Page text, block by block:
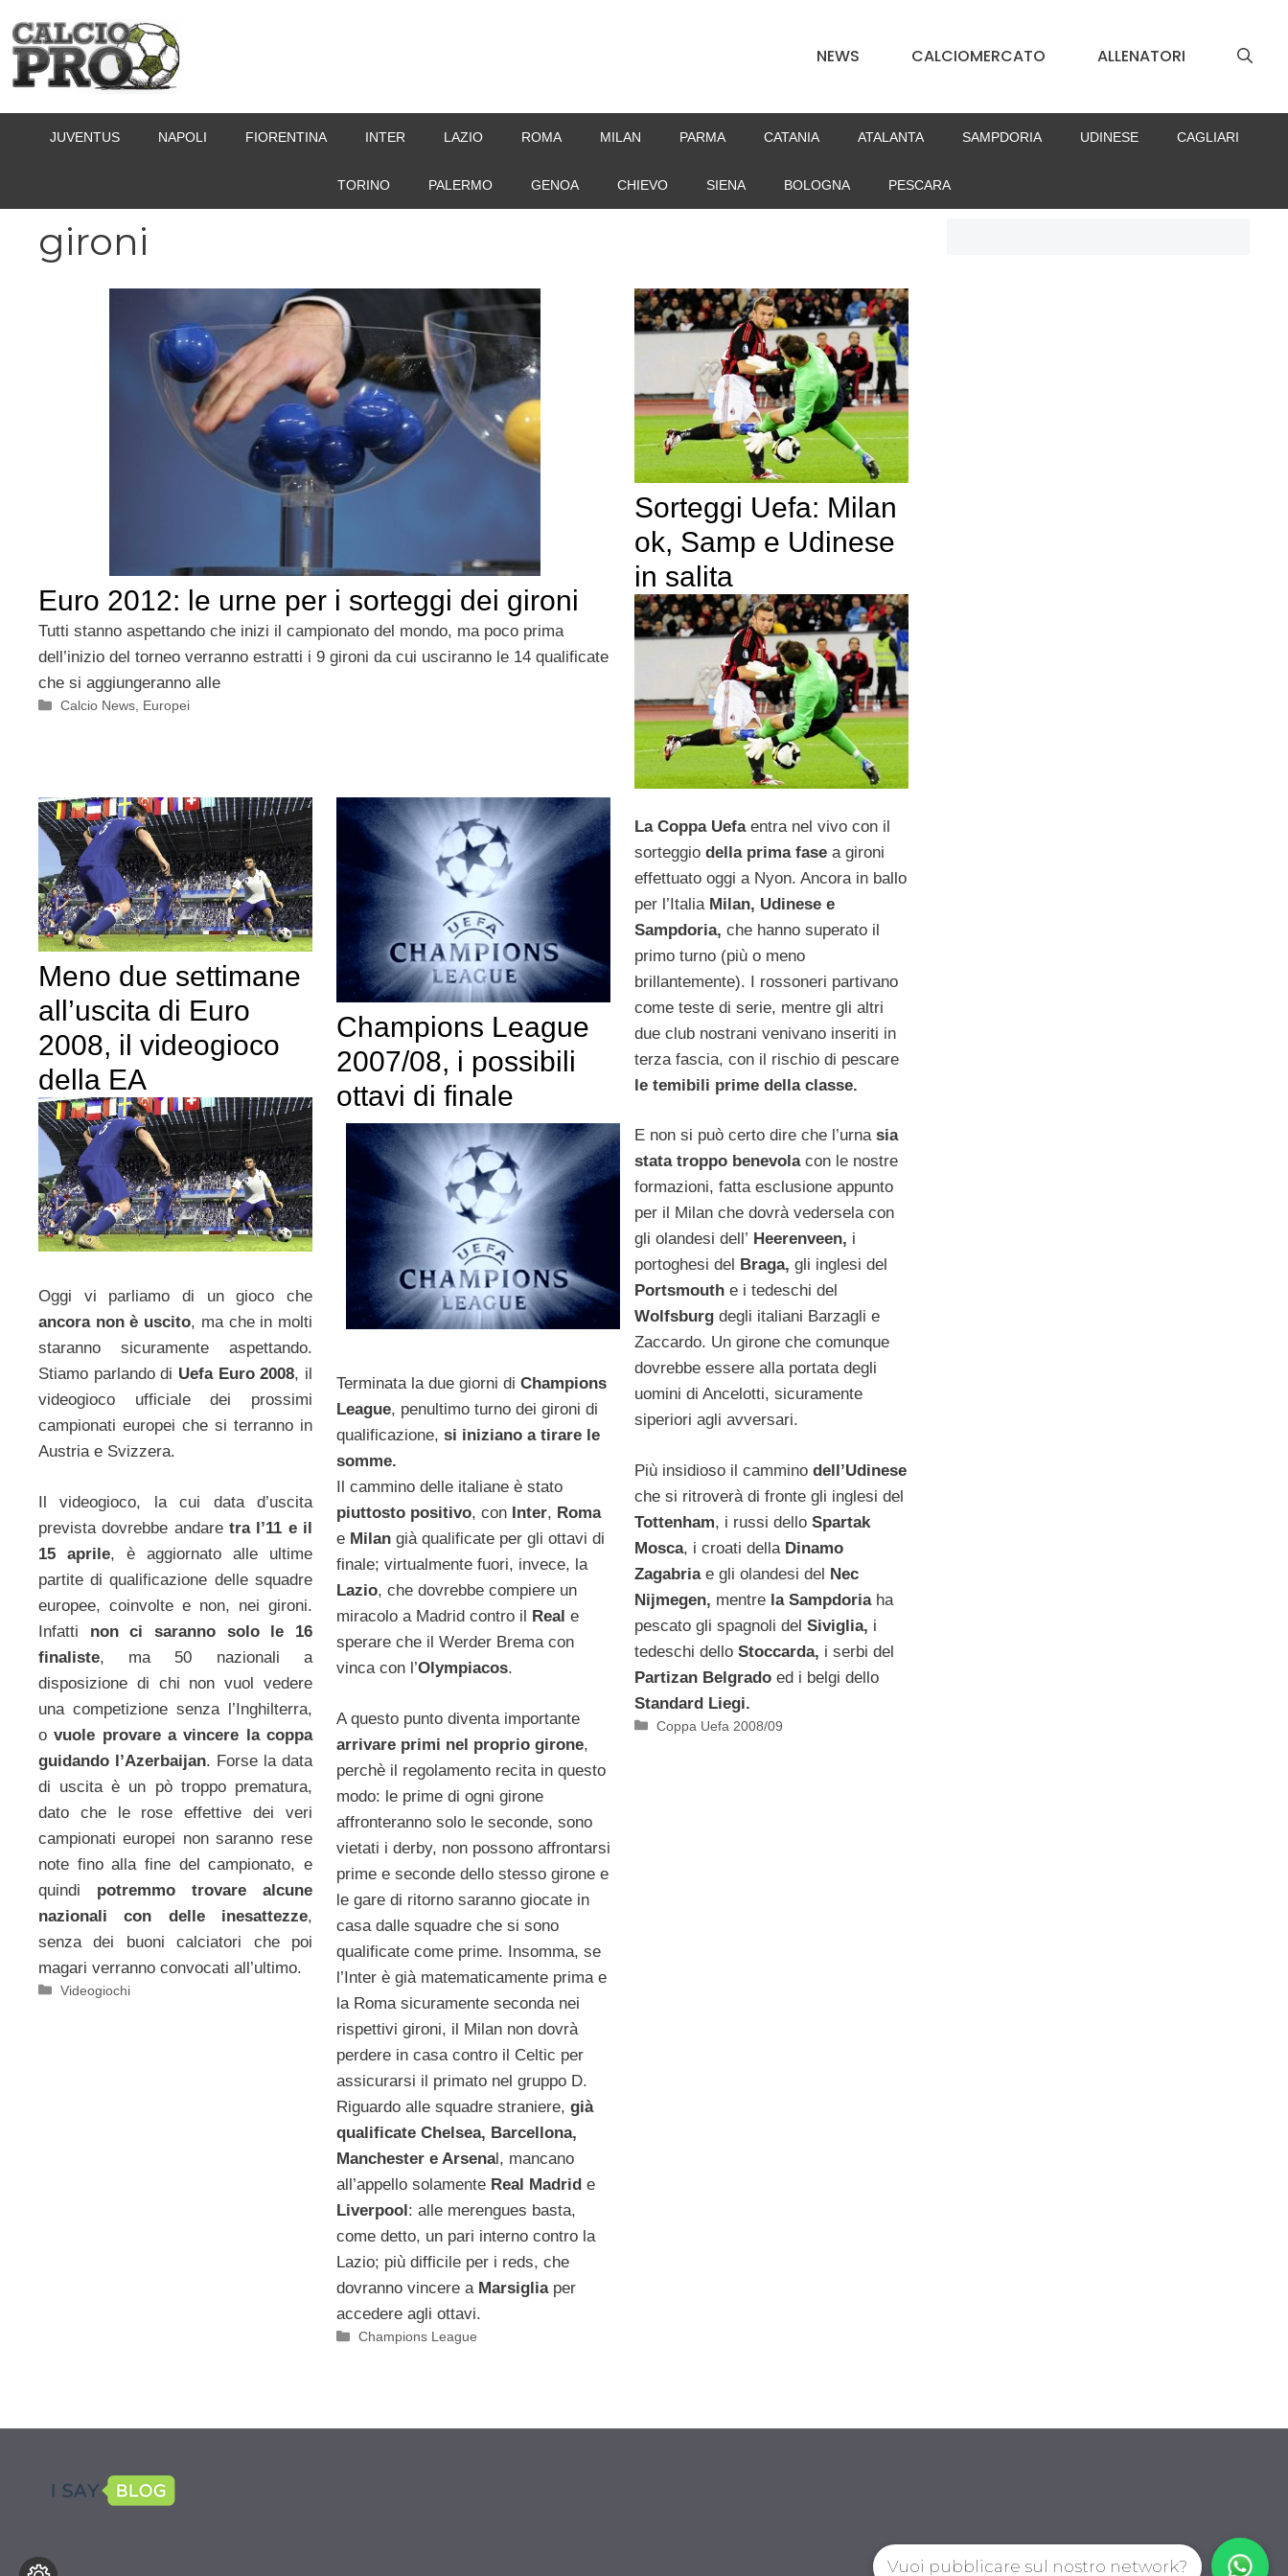
contenuto
NEWS CALCIOMERCATO ALLENATORI
JUVENTUS NAPOLI FIORENTINA INTER LAZIO ROMA MILAN PARMA CATANIA ATALANTA SAMPDORIA UDINESE CAGLIARI
TORINO PALERMO GENOA CHIEVO SIENA BOLOGNA PESCARA
gironi
Euro 2012: le urne per i sorteggi dei gironi
Tutti stanno aspettando che inizi il campionato del mondo, ma poco prima
dell’inizio del torneo verranno estratti i 9 gironi da cui usciranno le 14 qualificate
che si aggiungeranno alle
Categorie
Calcio News Europei
Sorteggi Uefa: Milan
ok, Samp e Udinese
in salita
La Coppa Uefaentra nel vivo con il
sorteggio della prima fasea gironi
effettuato oggi a Nyon. Ancora in ballo
per l’Italia Milan, Udinese e
Sampdoria, che hanno superato il
primo turno (più o meno
brillantemente). I rossoneri partivano
come teste di serie, mentre gli altri
due club nostrani venivano inseriti in
terza fascia, con il rischio di pescare
le temibili prime della classe.
E non si può certo dire che l’urna sia
stata troppo benevola con le nostre
formazioni, fatta esclusione appunto
per il Milan che dovrà vedersela con
gli olandesi dell’ Heerenveen, i
portoghesi del Braga, gli inglesi del
Portsmouth e i tedeschi del
Wolfsburg degli italiani Barzagli e
Zaccardo. Un girone che comunque
dovrebbe essere alla portata degli
uomini di Ancelotti, sicuramente
siperiori agli avversari.
Più insidioso il cammino dell’Udinese
che si ritroverà di fronte gli inglesi del
Tottenham, i russi dello Spartak
Mosca, i croati della Dinamo
Zagabriae gli olandesi del Nec
Nijmegen, mentre la Sampdoria ha
pescato gli spagnoli del Siviglia, i
tedeschi dello Stoccarda, i serbi del
Partizan Belgradoed i belgi dello
Standard Liegi.
Categorie
Coppa Uefa 2008/09
Meno due settimane
all’uscita di Euro
2008, il videogioco
della EA
Oggi vi parliamo di un gioco che
ancora non è uscito, ma che in molti
staranno sicuramente aspettando.
Stiamo parlando di Uefa Euro 2008, il
videogioco ufficiale dei prossimi
campionati europei che si terranno in
Austria e Svizzera.
Il videogioco, la cui data d’uscita
prevista dovrebbe andare tra l’11 e il
15 aprile, è aggiornato alle ultime
partite di qualificazione delle squadre
europee, coinvolte e non, nei gironi.
Infatti non ci saranno solo le 16
finaliste, ma 50 nazionali a
disposizione di chi non vuol vedere
una competizione senza l’Inghilterra,
ovuole provare a vincere la coppa
guidando l’Azerbaijan. Forse la data
di uscita è un pò troppo prematura,
dato che le rose effettive dei veri
campionati europei non saranno rese
note fino alla fine del campionato, e
quindi potremmo trovare alcune
nazionali con delle inesattezze,
senza dei buoni calciatori che poi
magari verranno convocati all’ultimo.
Categorie
Videogiochi
Champions League
2007/08, i possibili
ottavi di finale
Terminata la due giorni di Champions
League, penultimo turno dei gironi di
qualificazione, si iniziano a tirare le
somme.
Il cammino delle italiane è stato
piuttosto positivo, con Inter, Roma
e Milangià qualificate per gli ottavi di
finale; virtualmente fuori, invece, la
Lazio, che dovrebbe compiere un
miracolo a Madrid contro il
Real e
sperare che il Werder Brema con
vinca con l’Olympiacos.
A questo punto diventa importante
arrivare primi nel proprio girone,
perchè il regolamento recita in questo
modo: le prime di ogni girone
affronteranno solo le seconde, sono
vietati i derby, non possono affrontarsi
prime e seconde dello stesso girone e
le gare di ritorno saranno giocate in
casa dalle squadre che si sono
qualificate come prime. Insomma, se
l’Inter è già matematicamente prima e
la Roma sicuramente seconda nei
rispettivi gironi, il Milan non dovrà
perdere in casa contro il Celtic per
assicurarsi il primato nel gruppo D.
Riguardo alle squadre straniere, già
qualificate Chelsea, Barcellona,
Manchester e Arsenal, mancano
all’appello solamente Real Madride
Liverpool: alle merengues basta,
come detto, un pari interno contro la
Lazio; più difficile per i reds, che
dovranno vincere a Marsigliaper
accedere agli ottavi.
Categorie
Champions League
Vuoi pubblicare sul nostro network?